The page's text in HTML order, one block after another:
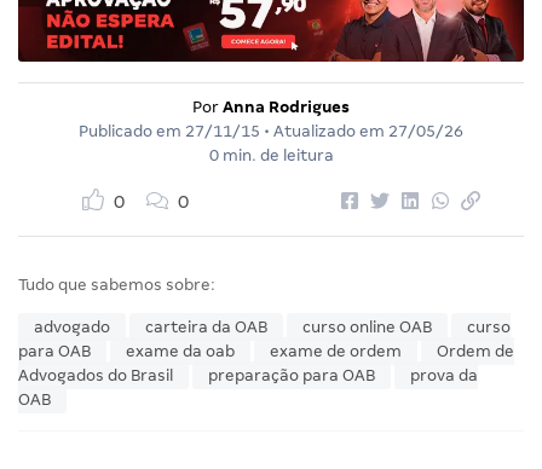
Por Anna Rodrigues
Publicado em 27/11/15 • Atualizado em 27/05/26
0 min. de leitura
0 0
Tudo que sabemos sobre:
advogado carteira da OAB curso online OAB
curso
para OAB
exame da oab exame de ordem
Ordem de
Advogados do Brasil
preparação para OAB
prova da
OAB